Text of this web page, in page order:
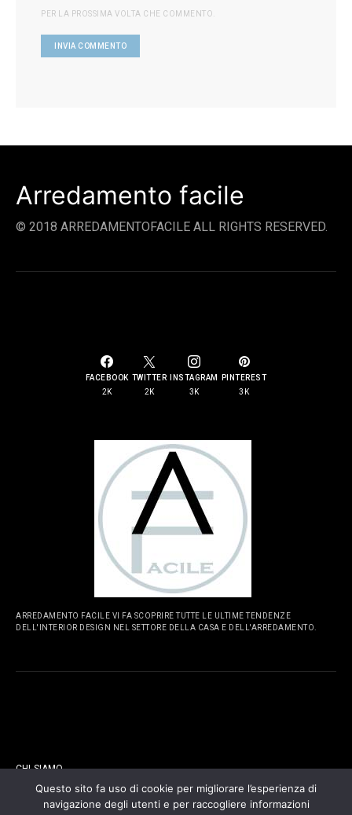
PER LA PROSSIMA VOLTA CHE COMMENTO.
Arredamento facile
© 2018 ARREDAMENTOFACILE ALL RIGHTS RESERVED.
FACEBOOK
2K
TWITTER
2K
INSTAGRAM
3K
PINTEREST
3K
ARREDAMENTO FACILE VI FA SCOPRIRE TUTTE LE ULTIME TENDENZE
DELL'INTERIOR DESIGN NEL SETTORE DELLA CASA E DELL'ARREDAMENTO.
CHI SIAMO
CONTATTI
Questo sito fa uso di cookie per migliorare l’esperienza di
navigazione degli utenti e per raccogliere informazioni